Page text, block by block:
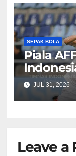
SEPAK BOLA
Piala
Leste 3-0
JUL 31, 2026
Leave a